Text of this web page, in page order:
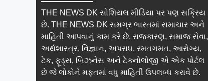
THE NEWS DK સોશિયલ મીડિયા પર પણ સક્રિય
છે. THE NEWS DK સમગ્ર ભારતમાં સમાચાર અને
માહિતી આપવાનું કામ કરે છે. રાજકારણ, સમાજ સેવા,
અર્થશાસ્ત્ર, વિજ્ઞાન, અપરાધ, રમતગમત, આરોગ્ય,
ટેક, ફૂડ્સ, બિઝનેસ અને ટેકનોલોજી એ એક પોર્ટલ
છે જે લોકોને મફતમાં વધુ માહિતી ઉપલબ્ધ કરાવે છે.